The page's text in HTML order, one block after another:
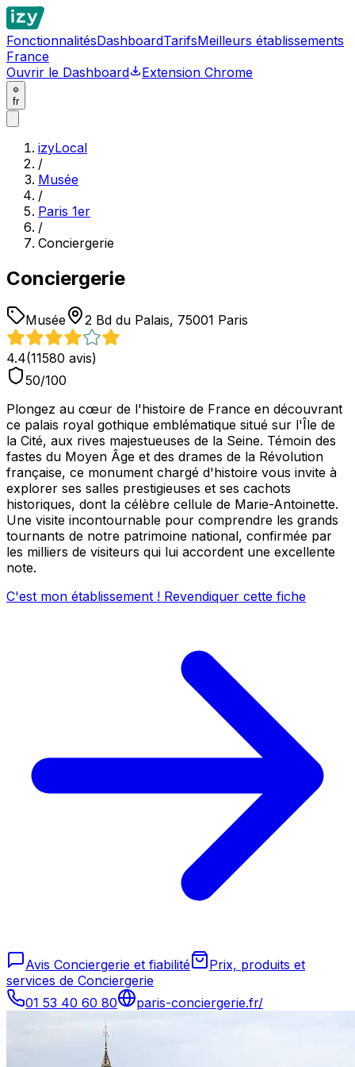
FonctionnalitésDashboardTarifsMeilleurs établissements
France
Ouvrir le Dashboard
Extension Chrome
fr
izyLocal
/
Musée
/
Paris 1er
/
Conciergerie
Conciergerie
Musée 2 Bd du Palais, 75001 Paris
4.4(11580 avis)
50/100
Plongez au cœur de l'histoire de France en découvrant
ce palais royal gothique emblématique situé sur l'Île de
la Cité, aux rives majestueuses de la Seine. Témoin des
fastes du Moyen Âge et des drames de la Révolution
française, ce monument chargé d'histoire vous invite à
explorer ses salles prestigieuses et ses cachots
historiques, dont la célèbre cellule de Marie-Antoinette.
Une visite incontournable pour comprendre les grands
tournants de notre patrimoine national, confirmée par
les milliers de visiteurs qui lui accordent une excellente
note.
C'est mon établissement ! Revendiquer cette fiche
Avis Conciergerie et fiabilité
Prix, produits et
services de Conciergerie
01 53 40 60 80
paris-conciergerie.fr/